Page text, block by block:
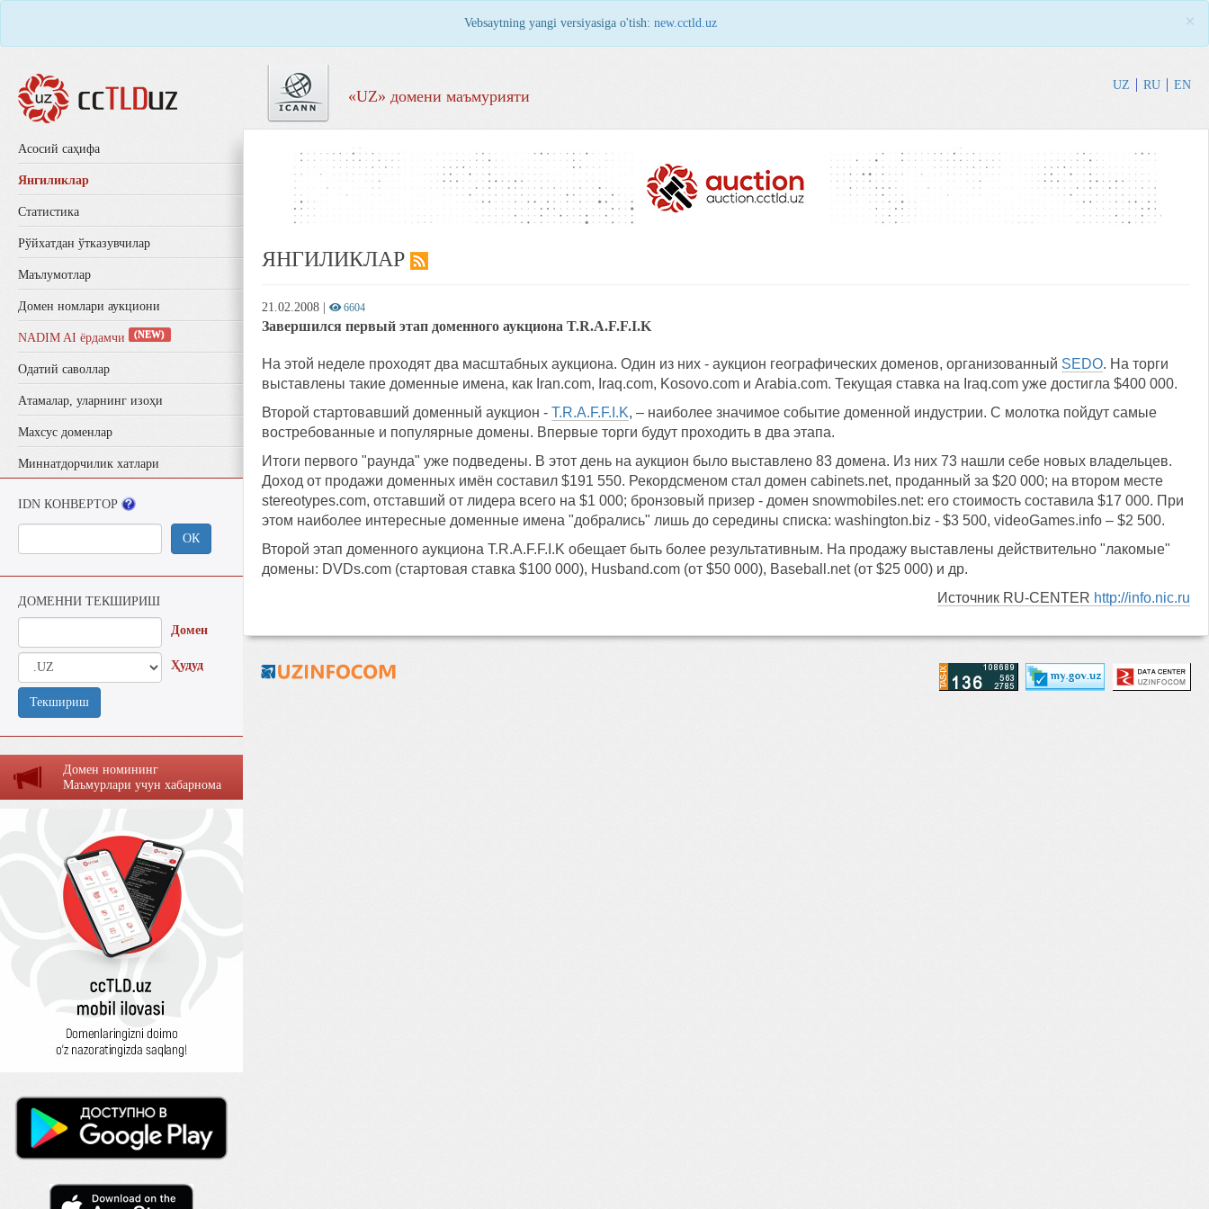
Vebsaytning yangi versiyasiga o'tish: new.cctld.uz ×
«UZ» домени маъмурияти
UZ RU EN
Aсосий саҳифа
Янгиликлар
Статистика
Рўйхатдан ўтказувчилар
Маълумотлар
Домен номлари аукциони
NADIM AI ёрдамчи (NEW)
Одатий саволлар
Aтамалар, уларнинг изоҳи
Махсус доменлар
Миннатдорчилик хатлари
IDN КОНВЕРТОР
ОК
ДОМЕННИ ТЕКШИРИШ
Домен
Ҳудуд
Текшириш
Домен номининг
Маъмурлaри учун хaбaрномa
ЯНГИЛИКЛАР
21.02.2008 6604
Завершился первый этап доменного аукциона T.R.A.F.F.I.K
На этой неделе проходят два масштабных аукциона. Один из них - аукцион географических доменов, организованный SEDO. На торги
выставлены такие доменные имена, как Iran.com, Iraq.com, Kosovo.com и Arabia.com. Текущая ставка на Iraq.com уже достигла $400 000.
Второй стартовавший доменный аукцион - T.R.A.F.F.I.K, – наиболее значимое событие доменной индустрии. С молотка пойдут самые
востребованные и популярные домены. Впервые торги будут проходить в два этапа.
Итоги первого "раунда" уже подведены. В этот день на аукцион было выставлено 83 домена. Из них 73 нашли себе новых владельцев.
Доход от продажи доменных имён составил $191 550. Рекордсменом стал домен cabinets.net, проданный за $20 000; на втором месте
stereotypes.com, отставший от лидера всего на $1 000; бронзовый призер - домен snowmobiles.net: его стоимость составила $17 000. При
этом наиболее интересные доменные имена "добрались" лишь до середины списка: washington.biz - $3 500, videoGames.info – $2 500.
Второй этап доменного аукциона T.R.A.F.F.I.K обещает быть более результативным. На продажу выставлены действительно "лакомые"
домены: DVDs.com (стартовая ставка $100 000), Husband.com (от $50 000), Baseball.net (от $25 000) и др.
Источник RU-CENTER http://info.nic.ru